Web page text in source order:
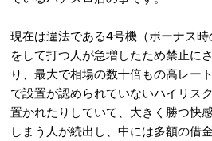
現在は違法である4号機（ボーナス
をして打つ人が急増したため禁止に
り、最大で相場の数十倍もの高レー
で設置が認められていないハイリス
置かれたりしていて、大きく勝つ快
しまう人が続出し、中には多額の借